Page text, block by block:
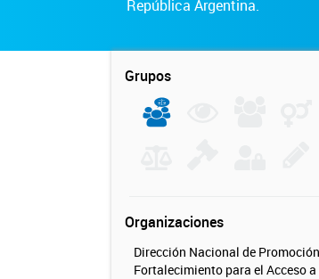
República Argentina.
Grupos
Organizaciones
Dirección Nacional de
Fortalecimiento para el Acceso